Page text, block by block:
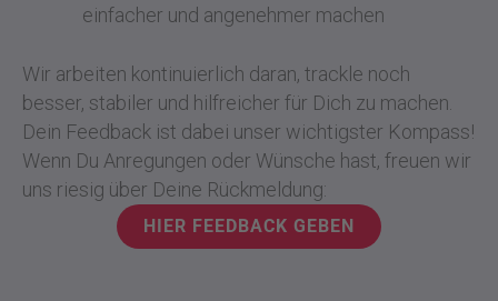
einfacher und angenehmer machen
Wir arbeiten kontinuierlich daran, trackle noch
besser, stabiler und hilfreicher für Dich zu machen.
Dein Feedback ist dabei unser wichtigster Kompass!
Wenn Du Anregungen oder Wünsche hast, freuen wir
uns riesig über Deine Rückmeldung:
HIER FEEDBACK GEBEN